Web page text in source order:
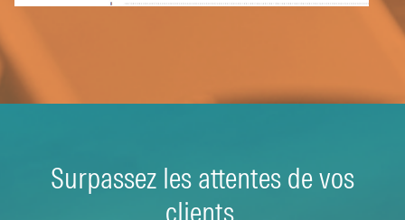
Surpassez les attentes de vos
clients.